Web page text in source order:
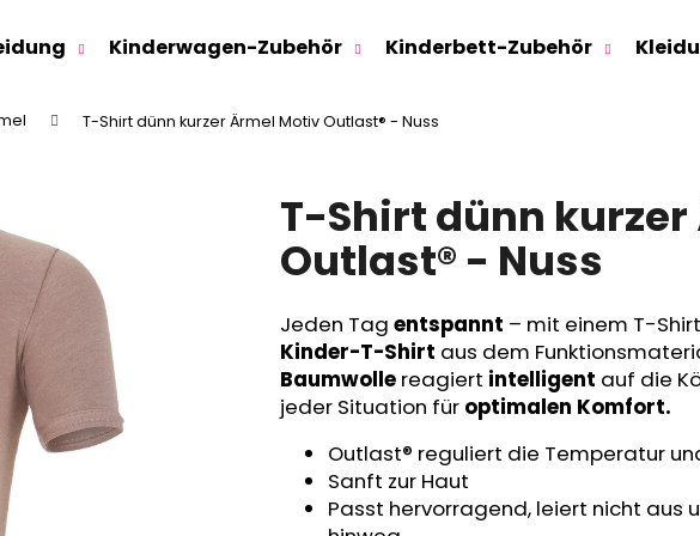
Kinderwagen-Zubehör Kinderbett-Zubehör
T-Shirt dünn kurzer Ärmel Motiv Outlast® - Nuss
T-Shirt dünn
Outlast® - Nuss
Jeden Tag entspannt – mit einem T-
Kinder-T-Shirt aus dem
Baumwolle reagiert intelligent auf die
jeder Situation für optimalen Komfort.
Outlast® reguliert die Temperatur
Sanft zur Haut
Passt hervorragend, leiert nicht aus
Was suchen Sie?
SUCHEN
Wir empfehlen
SWEATHOSE - DENIM LÖWE
KINDERSITZUNTERLAGE OUTLAST® -